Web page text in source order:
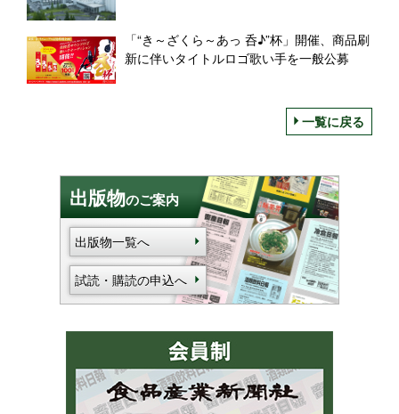
「“き～ざくら～あっ 呑♪”杯」開催、商品刷
新に伴いタイトルロゴ歌い手を一般公募
一覧に戻る
出版物のご案内
出版物一覧へ
試読・購読の申込へ